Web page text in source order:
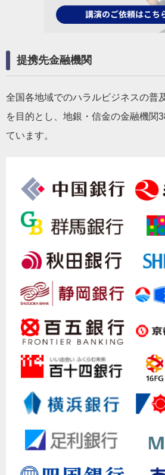
提携先金融機関
全国各地域でのハラルビジネスの普
を目的とし、地銀・信金の金融機関
ています。